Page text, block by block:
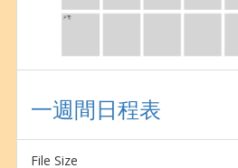
一週間日程表
File Size